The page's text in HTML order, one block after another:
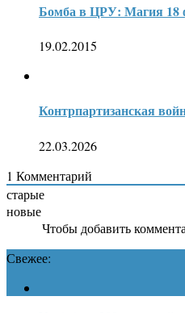
Бомба в ЦРУ: Магия 18
19.02.2015
Контрпартизанская
22.03.2026
1 Комментарий
старые
новые
Чтобы добавить
Свежее: